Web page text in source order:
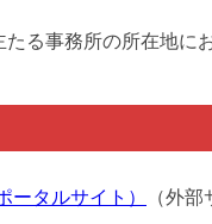
る事務所の所在地に
ータルサイト） （外